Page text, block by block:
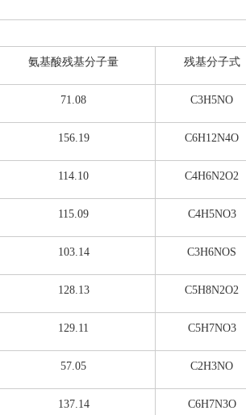
氨基酸残基分子量 残基分子式
71.08 C3H5NO
156.19 C6H12N4O
114.10 C4H6N2O2
115.09 C4H5NO3
103.14 C3H6NOS
128.13 C5H8N2O2
129.11 C5H7NO3
57.05 C2H3NO
137.14 C6H7N3O